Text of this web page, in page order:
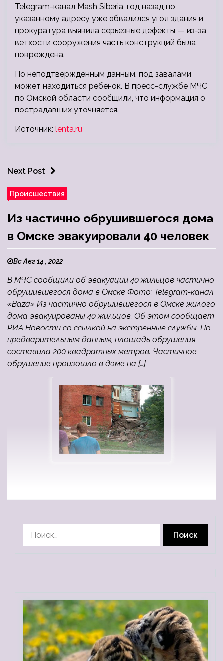
Telegram-канал Mash Siberia, год назад по
указанному адресу уже обвалился угол здания и
прокуратура выявила серьезные дефекты — из-за
ветхости сооружения часть конструкций была
повреждена.
По неподтвержденным данным, под завалами
может находиться ребенок. В пресс-службе МЧС
по Омской области сообщили, что информация о
пострадавших уточняется.
Источник: lenta.ru
Next Post
Происшествия
Из частично обрушившегося дома
в Омске эвакуировали 40 человек
Вс Авг 14 , 2022
В МЧС сообщили об эвакуации 40 жильцов частично
обрушившегося дома в Омске Фото: Telegram-канал
«Baza» Из частично обрушившегося в Омске жилого
дома эвакуированы 40 жильцов. Об этом сообщает
РИА Новости со ссылкой на экстренные службы. По
предварительным данным, площадь обрушения
составила 200 квадратных метров. Частичное
обрушение произошло в доме на […]